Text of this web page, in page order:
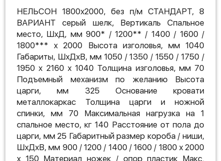
НЕЛЬСОН 1800х2000, без п/м СТАНДАРТ, 8
ВАРИАНТ серый шелк, Вертикаль Спальное
место, ШхД, мм 900* / 1200** / 1400 / 1600 /
1800*** х 2000 Высота изголовья, мм 1040
Габариты, ШхДхВ, мм 1050 / 1350 / 1550 / 1750 /
1950 х 2160 х 1040 Толщина изголовья, мм 70
Подъемный механизм по желанию Высота
царги, мм 325 Основание кровати
металлокаркас Толщина царги и ножной
спинки, мм 70 Максимальная нагрузка на 1
спальное место, кг 140 Расстояние от пола до
царги, мм 25 Габаритный размер короба / ниши,
ШхДхВ, мм 900 / 1200 / 1400 / 1600 / 1800 х 2000
х 150 Материал ножек / опор пластик Макс.